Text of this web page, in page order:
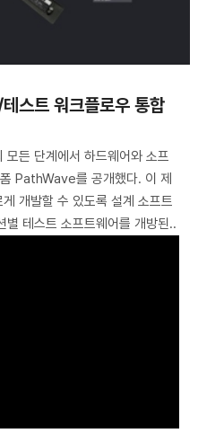
스트 워크플로우 통합
든 단계에서 하드웨어와 소프
PathWave를 공개했다. 이 제
개발할 수 있도록 설계 소프트
별 테스트 소프트웨어를 개방된..